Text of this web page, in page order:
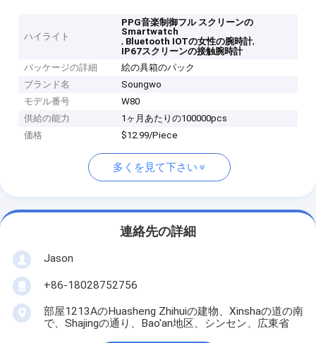
ハイライト
PPG音楽制御フル スクリーンの
Smartwatch
, Bluetooth IOTの女性の腕時計,
IP67スクリーンの接触腕時計
パッケージの詳細
絵の具箱のパック
ブランド名
Soungwo
モデル番号
W80
供給の能力
1ヶ月あたりの100000pcs
価格
$12.99/Piece
多くを見て下さい
連絡先の詳細
Jason
+86-18028752756
部屋1213AのHuasheng Zhihuiの建物、Xinshaの道の南
で、Shajingの通り、Bao'an地区、シンセン、広東省